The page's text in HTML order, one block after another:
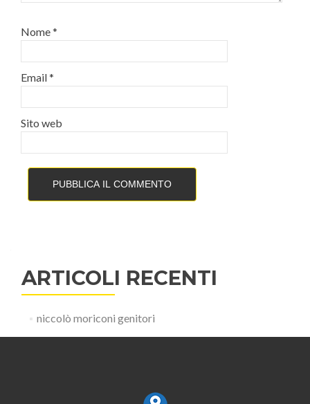
Nome*
Email*
Sito web
ARTICOLI RECENTI
niccolò moriconi genitori